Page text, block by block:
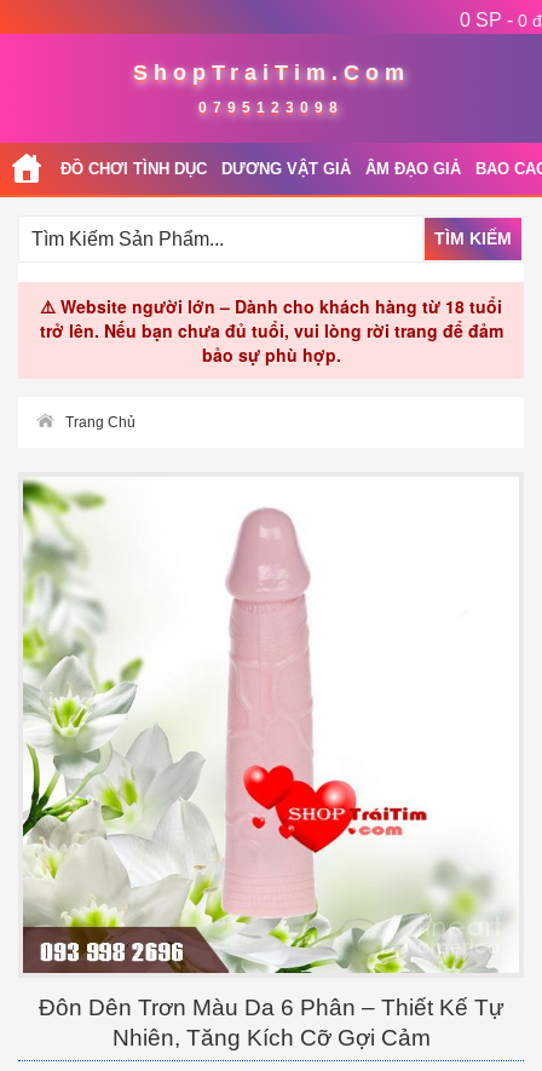
0 SP - 0 đ
ShopTraiTim.Com
0795123098
ĐỒ CHƠI TÌNH DỤC DƯƠNG VẬT GIẢ ÂM ĐẠO GIẢ BAO
TÌM KIẾM
⚠️ Website người lớn – Dành cho khách hàng từ 18 tuổi
trở lên. Nếu bạn chưa đủ tuổi, vui lòng rời trang để đảm
bảo sự phù hợp.
Trang Chủ
Đôn Dên Trơn Màu Da 6 Phân – Thiết Kế Tự
Nhiên, Tăng Kích Cỡ Gợi Cảm